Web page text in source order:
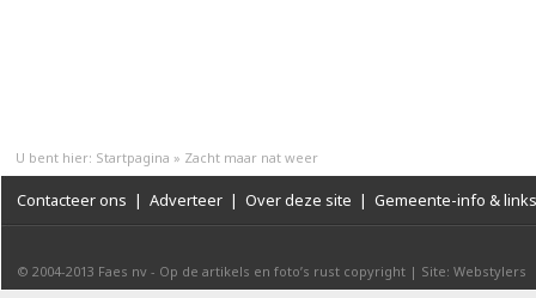
U bent hier: Startpagina » Zacht maar nat weer
Contacteer ons | Adverteer | Over deze site | Gemeente-info & links
© 2004-2013 Faes nv - Op de artikels en foto’s rust copyright | Site: Webstylers